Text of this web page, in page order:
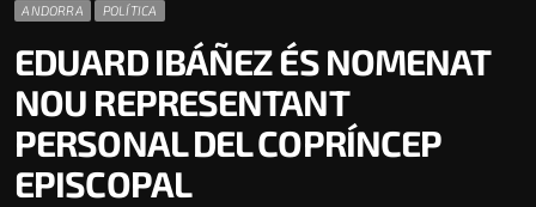
ANDORRA POLÍTICA
EDUARD IBÁÑEZ ÉS NOMENAT
NOU REPRESENTANT
PERSONAL DEL COPRÍNCEP
EPISCOPAL